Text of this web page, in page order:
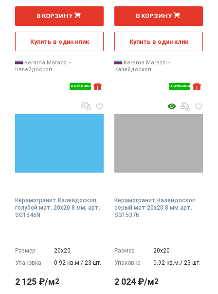
В наличии
м
В КОРЗИНУ
Купить в один клик
Kerama Marazzi -
Калейдоскоп
В наличии
м
В КОРЗИНУ
Купить в один клик
Kerama Marazzi -
Калейдоскоп
Керамогранит Калейдоскоп
голубой мат, 20x20 8 мм, арт.
SG1546N
Размер
20х20
Упаковка
0.92 кв.м./ 23 шт.
2 125 ₽/м2
Керамогранит Калейдоскоп
серый мат 20x20 8 мм арт.
SG1537N
Размер
20х20
Упаковка
0.92 кв.м./ 23 шт.
2 024 ₽/м2